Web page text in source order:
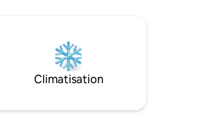
Parfait pour ceux qui veulent
sans renoncer à la nature.
Climatisation